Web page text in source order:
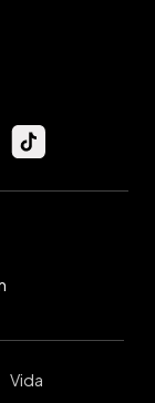
Vida